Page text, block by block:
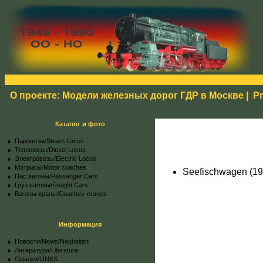
О проекте: Модели железных дорог ГДР в Москве
Каталог и фото
● Паровозы/Steam Locos
● Тепловозы/Diesel Locos
● Электровозы/Electric Locos
● Мотрисы/Motor coaches
● Пас.вагоны/Passenger Cars
● Груз.вагоны/Freight Cars
● Вагоны-краны/Coaches-cranes
Информация
● Новости/News/Neuheiten
● Литература/Literature
● Ссылки/LINKS
Seefischwagen